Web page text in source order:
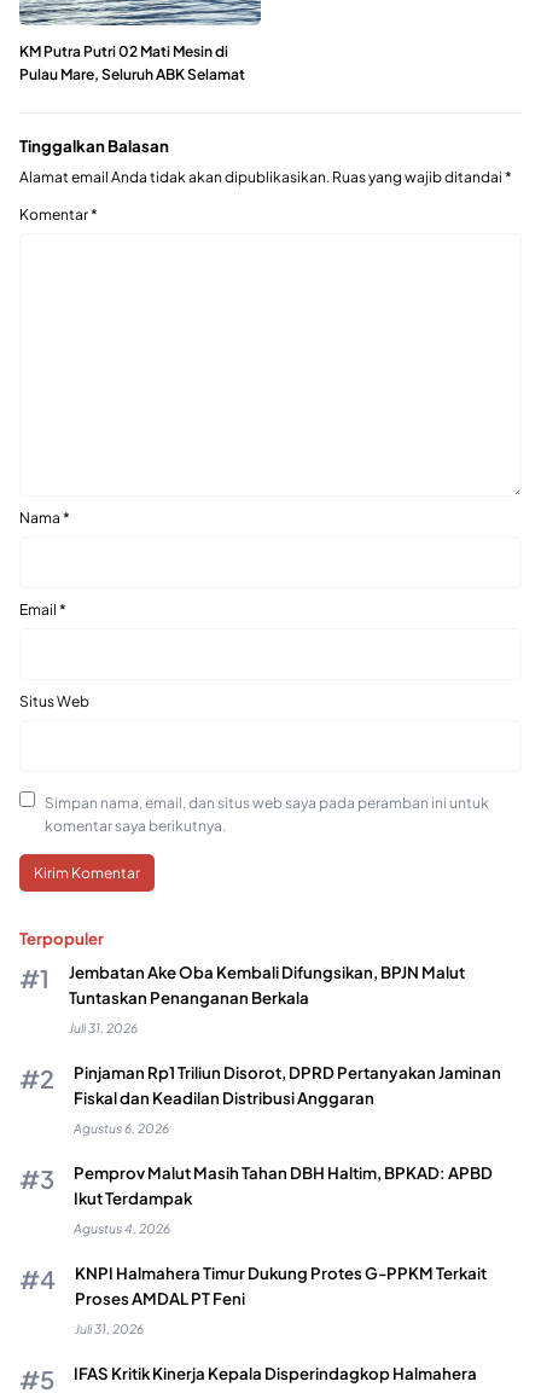
KM Putra Putri 02 Mati Mesin di
Pulau Mare, Seluruh ABK Selamat
Tinggalkan Balasan
Alamat email Anda tidak akan dipublikasikan. Ruas yang wajib ditandai *
Komentar*
Nama *
Email *
Situs Web
Simpan nama, email, dan situs web saya pada peramban ini untuk
komentar saya berikutnya.
Terpopuler
Jembatan Ake Oba Kembali Difungsikan, BPJN Malut
Tuntaskan Penanganan Berkala
Juli 31, 2026
Pinjaman Rp1 Triliun Disorot, DPRD Pertanyakan Jaminan
Fiskal dan Keadilan Distribusi Anggaran
Agustus 6, 2026
Pemprov Malut Masih Tahan DBH Haltim, BPKAD: APBD
Ikut Terdampak
Agustus 4, 2026
KNPI Halmahera Timur Dukung Protes G-PPKM Terkait
Proses AMDAL PT Feni
Juli 31, 2026
IFAS Kritik Kinerja Kepala Disperindagkop Halmahera